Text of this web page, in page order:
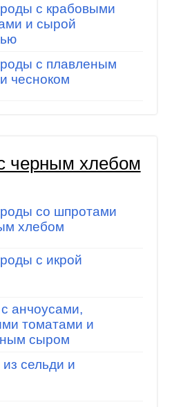
с крабовыми
и сырой
с плавленым
чесноком
черным хлебом
со шпротами
хлебом
с икрой
анчоусами,
томатами и
сыром
сельди и